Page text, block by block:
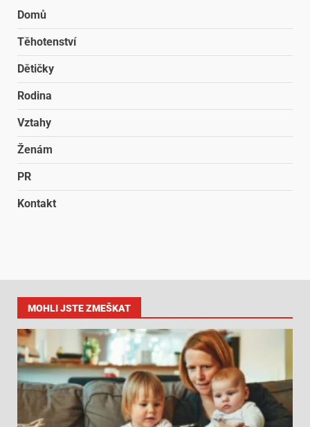
Domů
Těhotenství
Dětičky
Rodina
Vztahy
Ženám
PR
Kontakt
MOHLI JSTE ZMEŠKAT